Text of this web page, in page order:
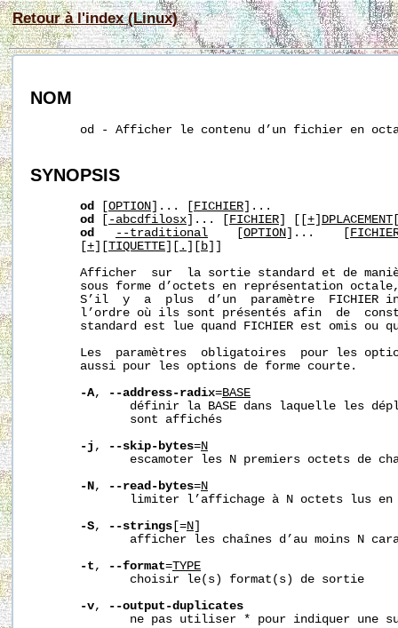
Retour à l'index (Linux)
NOM
od - Afficher le contenu d’un fichier en
SYNOPSIS
od OPTION ]... [ FICHIER ]...
od
-abcdfilosx ]... [ FICHIER + DPLACEMENT
od
--traditional OPTION ]...    [
+ TIQUETTE . b
Afficher  sur  la sortie standard et de
sous forme d’octets en représentation
S’il  y  a  plus  d’un  paramètre  FICHIER
l’ordre où ils sont présentés afin  de
standard est lue quand FICHIER est omis ou
Les  paramètres  obligatoires  pour les
       aussi pour les options de forme courte.
-A, --address-radix=BASE
définir la BASE dans laquelle les
              sont affichés
-j , --skip-bytes=N
escamoter les N premiers octets de
-N, --read-bytes=N
limiter l’affichage à N octets lus en
-S, --strings [=N
afficher les chaînes d’au moins N
-t , --format=TYPE
              choisir le(s) format(s) de sortie
-v,
--output-duplicates
ne pas utiliser * pour indiquer une